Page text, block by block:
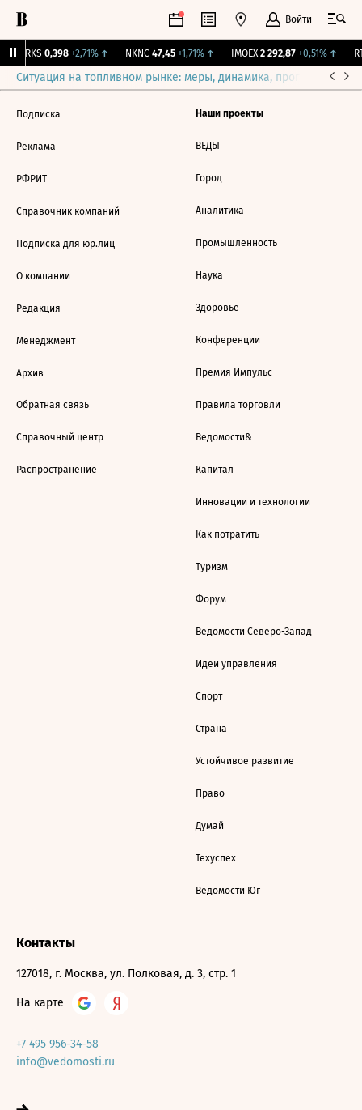
Войти
MRKS 0,398 +2,71%↑ NKNC 47,45 +1,71%↑ IMOEX 2 292,87 +0,51%↑
Ситуация на топливном рынке: меры, динамика, прогнозы
Подписка
Реклама
РФРИТ
Справочник компаний
Подписка для юр.лиц
О компании
Редакция
Менеджмент
Архив
Обратная связь
Справочный центр
Распространение
Наши проекты
ВЕДЫ
Город
Аналитика
Промышленность
Наука
Здоровье
Конференции
Премия Импульс
Правила торговли
Ведомости&
Капитал
Инновации и технологии
Как потратить
Туризм
Форум
Ведомости Северо-Запад
Идеи управления
Спорт
Страна
Устойчивое развитие
Право
Думай
Техуспех
Ведомости Юг
Контакты
127018, г. Москва, ул. Полковая, д. 3, стр. 1
На карте
+7 495 956-34-58
info@vedomosti.ru